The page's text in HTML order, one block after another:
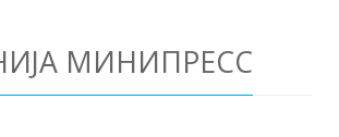
МИНИПРЕСС